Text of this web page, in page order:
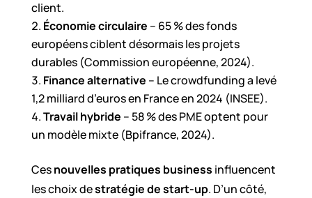
client.
Économie circulaire – 65 % des fonds
européens ciblent désormais les projets
durables (Commission européenne, 2024).
Finance alternative – Le crowdfunding a levé
1,2 milliard d’euros en France en 2024 (INSEE).
Travail hybride – 58 % des PME optent pour
un modèle mixte (Bpifrance, 2024).
Cesnouvelles pratiques business influencent
les choix destratégie de start-up. D’un côté,